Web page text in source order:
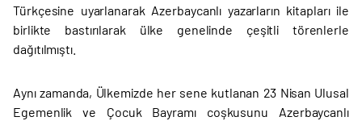
Türkçesine uyarlanarak Azerbaycanlı yazarların kitapları ile
birlikte bastırılarak ülke genelinde çeşitli törenlerle
dağıtılmıştı.
Aynı zamanda, Ülkemizde her sene kutlanan 23 Nisan Ulusal
Egemenlik ve Çocuk Bayramı coşkusunu Azerbaycanlı